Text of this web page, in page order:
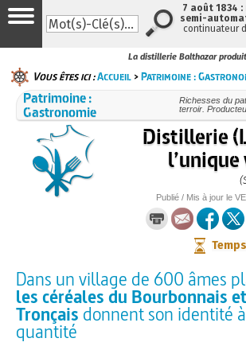
La distillerie Balthazar
Vous êtes ici :Accueil >Patrimoine :
Patrimoine :
Gastronomie
Richesses du
terroir.
Distillerie
Publié / Mis à jour le
Dans un village de 600 âmes
les céréales du Bourbonnais
Tronçais donnent son identité
quantité
7 août 1834
semi-
continuateur